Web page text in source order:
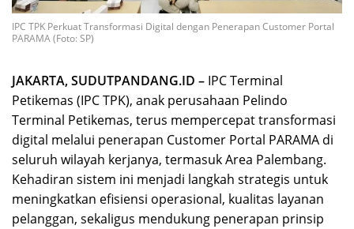
IPC TPK Perkuat Transformasi Digital dengan Penerapan Customer Portal
PARAMA (Foto: SP)
JAKARTA, SUDUTPANDANG.ID – IPC Terminal
Petikemas (IPC TPK), anak perusahaan Pelindo
Terminal Petikemas, terus mempercepat transformasi
digital melalui penerapan Customer Portal PARAMA di
seluruh wilayah kerjanya, termasuk Area Palembang.
Kehadiran sistem ini menjadi langkah strategis untuk
meningkatkan efisiensi operasional, kualitas layanan
pelanggan, sekaligus mendukung penerapan prinsip